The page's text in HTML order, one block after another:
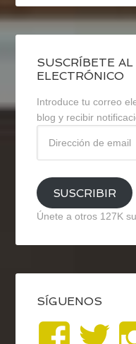
SUSCRÍBETE
ELECTRÓNICO
Introduce tu correo
blog y recibir
email
SUSCRIBIR
Únete a otros 127K
SÍGUENOS
Ver